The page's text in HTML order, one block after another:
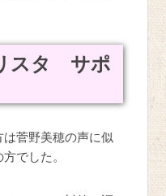
スタ サポ
菅野美穂の声に似
でした。